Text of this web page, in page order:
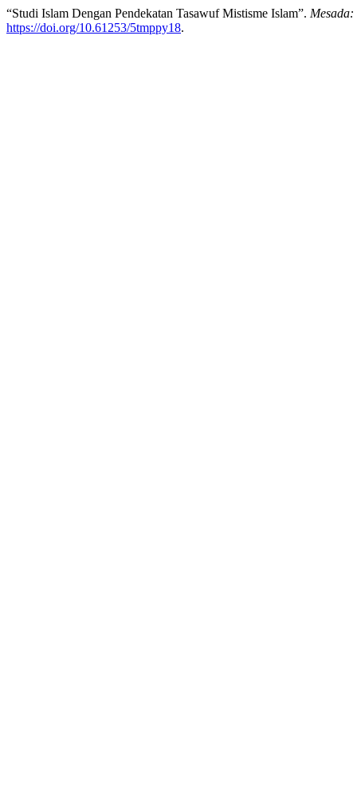
“Studi Islam Dengan Pendekatan Tasawuf Mistisme Islam”.
https://doi.org/10.61253/5tmppy18.